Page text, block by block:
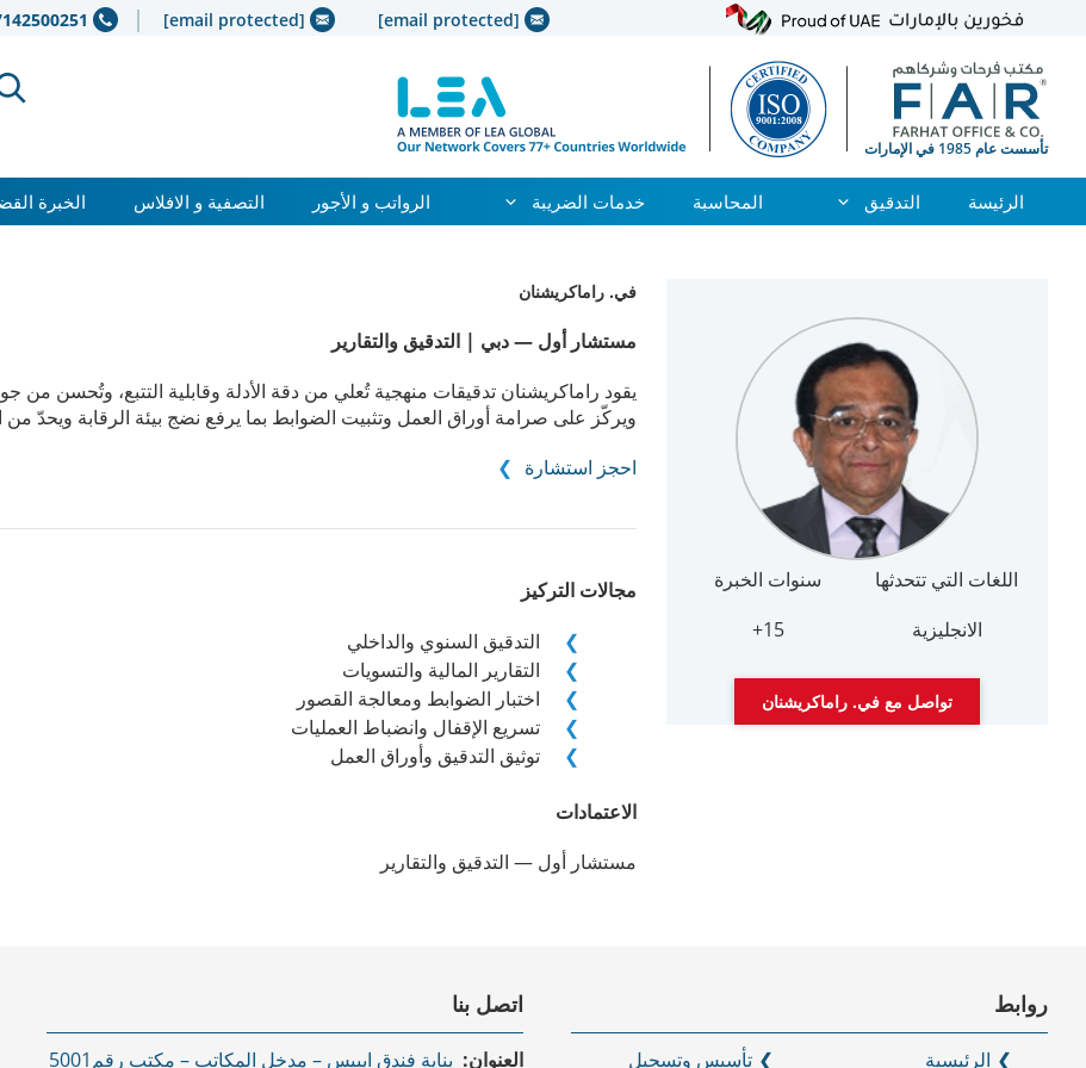
[email protected]
[email protected]
الرئيسة التدقيق المحاسبة خدمات الضريبة الرواتب و الأجور التصفية و الافلاس الخبرة
اللغات التي تتحدثها
الانجليزية
سنوات الخبرة
15+
تواصل مع في. راماكريشنان
في. راماكريشنان
مستشار أول — دبي | التدقيق والتقارير
يقود راماكريشنان تدقيقات منهجية تُعلي من دقة الأدلة وقابلية التتبع، وتُحسن من
ويركّز على صرامة أوراق العمل وتثبيت الضوابط بما يرفع نضج بيئة الرقابة ويحدّ من
احجز استشارة
مجالات التركيز
التدقيق السنوي والداخلي
التقارير المالية والتسويات
اختبار الضوابط ومعالجة القصور
تسريع الإقفال وانضباط العمليات
توثيق التدقيق وأوراق العمل
الاعتمادات
مستشار أول — التدقيق والتقارير
روابط
الرئيسية تأسيس وتسجيل
اتصل بنا
العنوان: بناية فندق ايبيس – مدخل المكاتب – مكتب رقم5001